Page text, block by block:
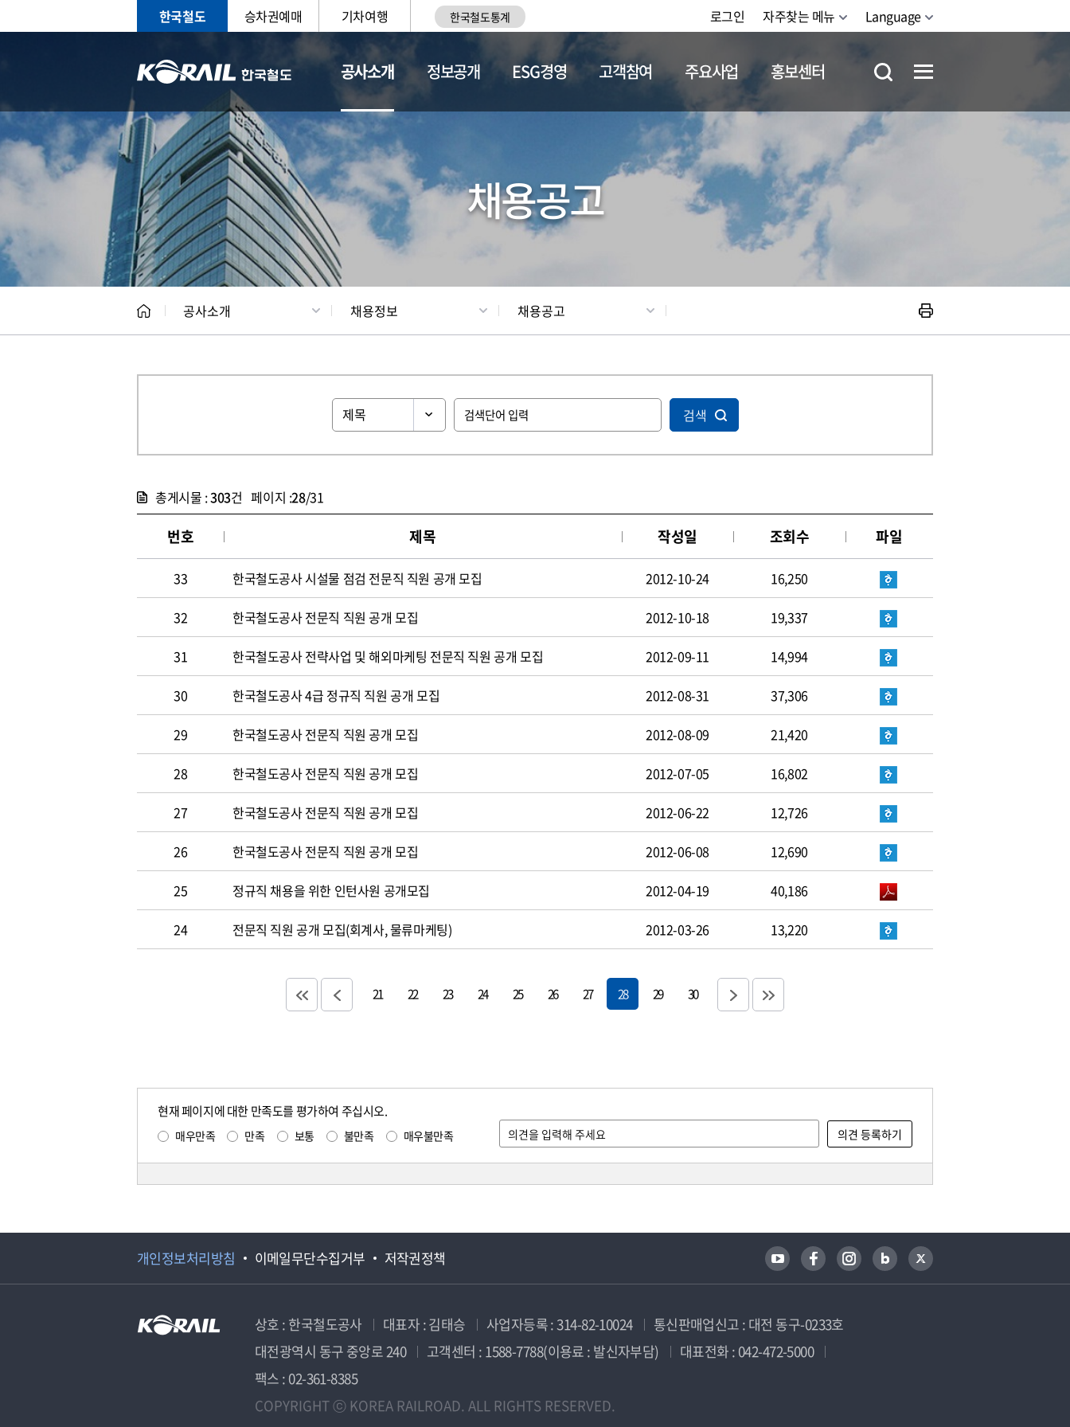
한국철도 승차권예매 기차여행 한국철도통계 로그인 자주찾는 메뉴 Language
공사소개
CEO 일반현황 채용정보
정보공개 ESG경영 고객참여 주요사업 홍보센터
채용공고
공사소개 채용정보 채용공고
검색
총게시물 :303건 페이지 :28/31
번호 제목 작성일 조회수 파일
33 한국철도공사 시설물 점검 전문직 직원 공개 모집 2012-10-24 16,250
32 한국철도공사 전문직 직원 공개 모집 2012-10-18 19,337
31 한국철도공사 전략사업 및 해외마케팅 전문직 직원 공개 모집 2012-09-11 14,994
30 한국철도공사 4급 정규직 직원 공개 모집 2012-08-31 37,306
29 한국철도공사 전문직 직원 공개 모집 2012-08-09 21,420
28 한국철도공사 전문직 직원 공개 모집 2012-07-05 16,802
27 한국철도공사 전문직 직원 공개 모집 2012-06-22 12,726
26 한국철도공사 전문직 직원 공개 모집 2012-06-08 12,690
25 정규직 채용을 위한 인턴사원 공개모집 2012-04-19 40,186
24 전문직 직원 공개 모집(회계사, 물류마케팅) 2012-03-26 13,220
21 22 23 24 25 26 27 28 29 30
현재 페이지에 대한 만족도를 평가하여 주십시오.
매우만족 만족 보통 불만족 매우불만족
개인정보처리방침 이메일무단수집거부 저작권정책
상호 : 한국철도공사 대표자 : 김태승 사업자등록 : 314-82-10024
통신판매업신고 : 대전 동구-0233호
대전광역시 동구 중앙로 240
고객센터 : 1588-7788(이용료 : 발신자부담)
대표전화 : 042-472-5000
팩스 : 02-361-8385
COPYRIGHT ⓒ KOREA RAILROAD. ALL RIGHTS RESERVED.